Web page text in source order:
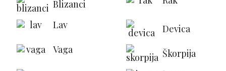
Blizanci
Lav
Devica
Vaga
Škorpija